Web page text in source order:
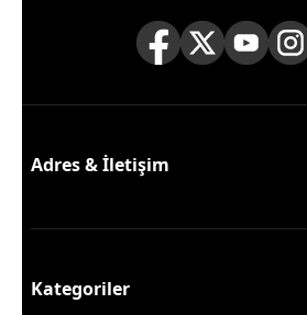
Adres & İletişim
Kategoriler